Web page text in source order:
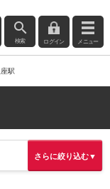
検索 ログイン メニュー
駅
さらに絞り込む▼